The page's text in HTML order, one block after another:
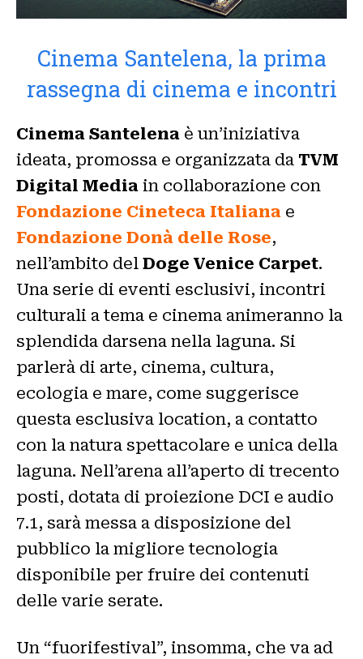
Cinema Santelena, la prima
rassegna di cinema e incontri
Cinema Santelena è un’iniziativa
ideata, promossa e organizzata da TVM
Digital Media in collaborazione con
Fondazione Cineteca Italiana e
Fondazione Donà delle Rose,
nell’ambito del Doge Venice Carpet.
Una serie di eventi esclusivi, incontri
culturali a tema e cinema animeranno la
splendida darsena nella laguna. Si
parlerà di arte, cinema, cultura,
ecologia e mare, come suggerisce
questa esclusiva location, a contatto
con la natura spettacolare e unica della
laguna. Nell’arena all’aperto di trecento
posti, dotata di proiezione DCI e audio
7.1, sarà messa a disposizione del
pubblico la migliore tecnologia
disponibile per fruire dei contenuti
delle varie serate.
Un “fuorifestival”, insomma, che va ad